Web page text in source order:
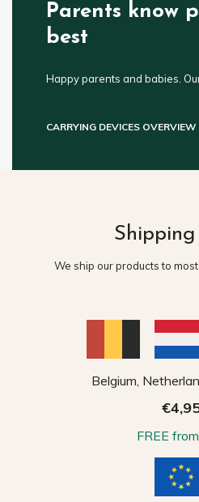
Parents know
best
Happy parents and babies.
CARRYING DEVICES OVERVIEW
We ship our products to
Belgium,
FREE